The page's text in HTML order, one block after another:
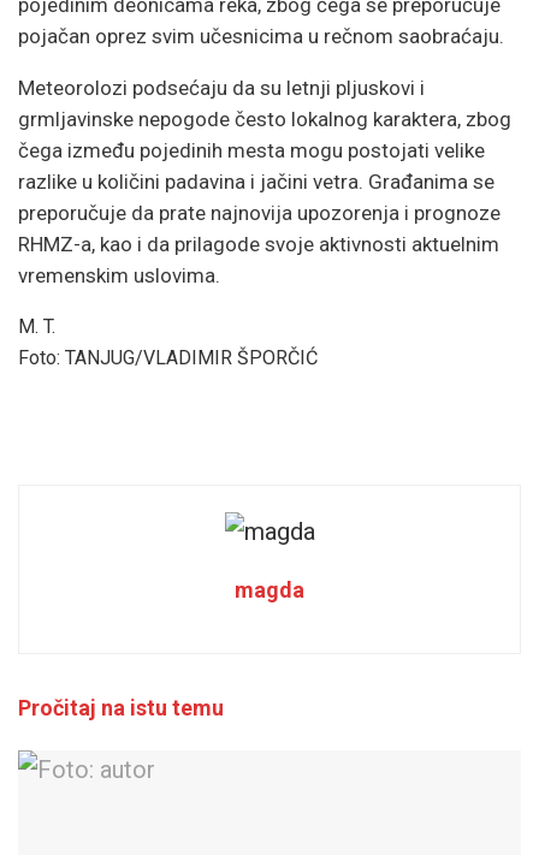
pojačan oprez svim učesnicima u rečnom saobraćaju.
Meteorolozi podsećaju da su letnji pljuskovi i
grmljavinske nepogode često lokalnog karaktera, zbog
čega između pojedinih mesta mogu postojati velike
razlike u količini padavina i jačini vetra. Građanima se
preporučuje da prate najnovija upozorenja i prognoze
RHMZ-a, kao i da prilagode svoje aktivnosti aktuelnim
vremenskim uslovima.
M. T.
Foto: TANJUG/VLADIMIR ŠPORČIĆ
magda
Pročitaj na istu temu